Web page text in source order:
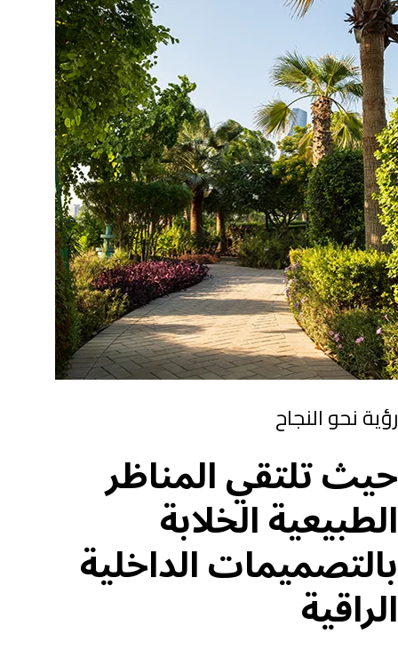
رؤية نحو النجاح
حيث تلتقي المناظر
الطبيعية الخلابة
بالتصميمات الداخلية
الراقية